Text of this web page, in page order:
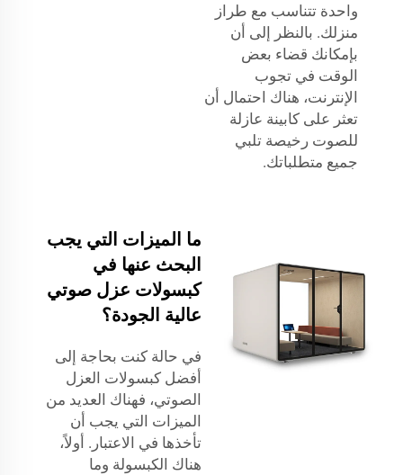
واحدة تتناسب مع طراز
منزلك. بالنظر إلى أن
بإمكانك قضاء بعض
الوقت في تجوب
الإنترنت، هناك احتمال أن
تعثر على كابينة عازلة
للصوت رخيصة تلبي
جميع متطلباتك.
ما الميزات التي يجب
البحث عنها في
كبسولات عزل صوتي
عالية الجودة؟
في حالة كنت بحاجة إلى
أفضل كبسولات العزل
الصوتي، فهناك العديد من
الميزات التي يجب أن
تأخذها في الاعتبار. أولاً،
هناك الكبسولة وما